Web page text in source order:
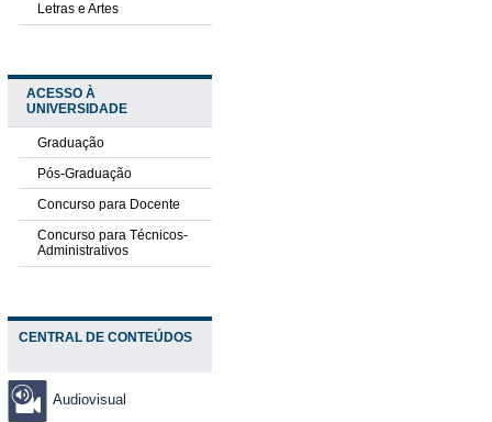
Letras e Artes
ACESSO À
UNIVERSIDADE
Graduação
Pós-Graduação
Concurso para Docente
Concurso para Técnicos-
Administrativos
CENTRAL DE CONTEÚDOS
Audiovisual